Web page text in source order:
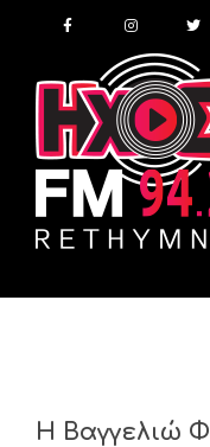
content
Η Βαγγελιώ